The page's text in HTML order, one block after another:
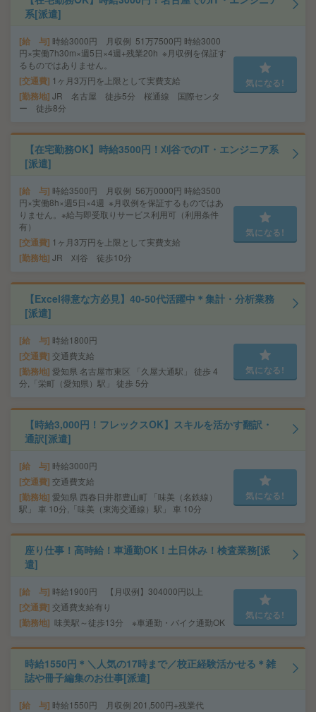
系[派遣]
給 与 時給3000円 月収例 51万7500円 時給3000
円×実働7h30m×週5日×4週+残業20h ※月収例を保証す
るものではありません。
交通費 1ヶ月3万円を上限として実費支給
勤務地 JR 名古屋 徒歩5分 桜通線 国際センタ
ー 徒歩8分
気になる!
【在宅勤務OK】時給3500円！刈谷でのIT・エンジニア系
[派遣]
給 与 時給3500円 月収例 56万0000円 時給3500
円×実働8h×週5日×4週 ※月収例を保証するものではあ
りません。※給与即受取りサービス利用可（利用条件
有）
交通費 1ヶ月3万円を上限として実費支給
勤務地 JR 刈谷 徒歩10分
気になる!
【Excel得意な方必見】40-50代活躍中＊集計・分析業務
[派遣]
給 与 時給1800円
交通費 交通費支給
勤務地 愛知県 名古屋市東区 「久屋大通駅」 徒歩 4
分,「栄町（愛知県）駅」 徒歩 5分
気になる!
【時給3,000円！フレックスOK】スキルを活かす翻訳・
通訳[派遣]
給 与 時給3000円
交通費 交通費支給
勤務地 愛知県 西春日井郡豊山町 「味美（名鉄線）
駅」 車 10分,「味美（東海交通線）駅」 車 10分
気になる!
座り仕事！高時給！車通勤OK！土日休み！検査業務[派
遣]
給 与 時給1900円 【月収例】304000円以上
交通費 交通費支給有り
勤務地 味美駅～徒歩13分 ※車通勤・バイク通勤OK
気になる!
時給1550円＊＼人気の17時まで／校正経験活かせる＊雑
誌や冊子編集のお仕事[派遣]
給 与 時給1550円 月収例 201,500円+残業代